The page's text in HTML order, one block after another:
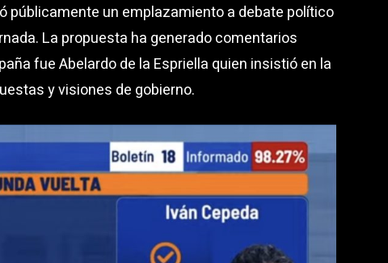
públicamente un emplazamiento a debate político
La propuesta ha generado comentarios
fue Abelardo de la Espriella quien insistió en la
y visiones de gobierno.